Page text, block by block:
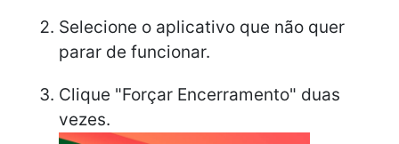
Selecione o aplicativo que não quer
parar de funcionar.
Clique "Forçar Encerramento" duas
vezes.